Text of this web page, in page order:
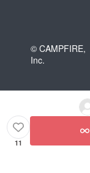
© CAMPFIRE,
Inc.
11